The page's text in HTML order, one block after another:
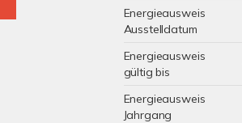
Energieausweis
Ausstelldatum
Energieausweis
gültig bis
Energieausweis
Jahrgang